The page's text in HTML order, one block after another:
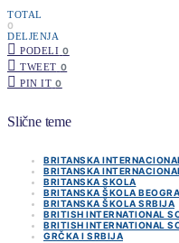
TOTAL
0
DELJENJA
PODELI 0
TWEET 0
PIN IT 0
Slične teme
BRITANSKA
BRITANSKA
BRITANSKA SKOLA
BRITANSKA ŠKOLA
BRITANSKA ŠKOLA SRBIJA
BRITISH INTERNATIONAL
BRITISH INTERNATIONAL
GRČKA I SRBIJA